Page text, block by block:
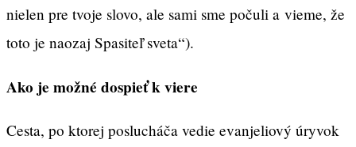
nielen pre tvoje slovo, ale sami sme počuli a vieme, že
toto je naozaj Spasiteľ sveta“).
Ako je možné dospieť k viere
Cesta, po ktorej poslucháča vedie evanjeliový úryvok